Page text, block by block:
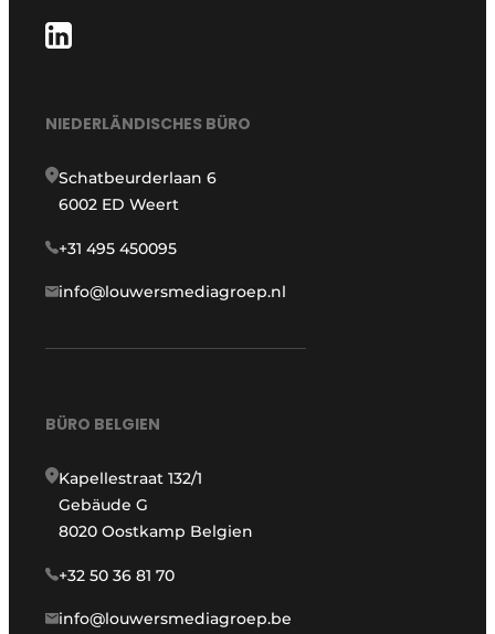
NIEDERLÄNDISCHES BÜRO
Schatbeurderlaan 6
6002 ED Weert
+31 495 450095
info@louwersmediagroep.nl
BÜRO BELGIEN
Kapellestraat 132/1
Gebäude G
8020 Oostkamp Belgien
+32 50 36 81 70
info@louwersmediagroep.be